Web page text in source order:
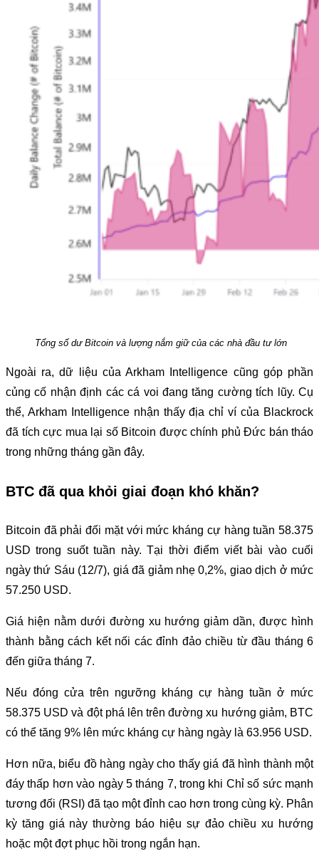
Tổng số dư Bitcoin và lượng nắm giữ của các nhà đầu tư lớn
Ngoài ra, dữ liệu của Arkham Intelligence cũng góp phần
củng cố nhận định các cá voi đang tăng cường tích lũy. Cụ
thể, Arkham Intelligence nhận thấy địa chỉ ví của Blackrock
đã tích cực mua lại số Bitcoin được chính phủ Đức bán tháo
trong những tháng gần đây.
BTC đã qua khỏi giai đoạn khó khăn?
Bitcoin đã phải đối mặt với mức kháng cự hàng tuần 58.375
USD trong suốt tuần này. Tại thời điểm viết bài vào cuối
ngày thứ Sáu (12/7), giá đã giảm nhẹ 0,2%, giao dịch ở mức
57.250 USD.
Giá hiện nằm dưới đường xu hướng giảm dần, được hình
thành bằng cách kết nối các đỉnh đảo chiều từ đầu tháng 6
đến giữa tháng 7.
Nếu đóng cửa trên ngưỡng kháng cự hàng tuần ở mức
58.375 USD và đột phá lên trên đường xu hướng giảm, BTC
có thể tăng 9% lên mức kháng cự hàng ngày là 63.956 USD.
Hơn nữa, biểu đồ hàng ngày cho thấy giá đã hình thành một
đáy thấp hơn vào ngày 5 tháng 7, trong khi Chỉ số sức mạnh
tương đối (RSI) đã tạo một đỉnh cao hơn trong cùng kỳ. Phân
kỳ tăng giá này thường báo hiệu sự đảo chiều xu hướng
hoặc một đợt phục hồi trong ngắn hạn.